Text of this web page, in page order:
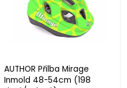
AUTHOR Přilba Mirage
Inmold 48-54cm (198